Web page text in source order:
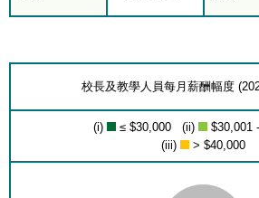
校長及教學人員每月薪酬幅度
(i) ≤ $30,000 (ii)
$30,001
(iii)
> $40,000